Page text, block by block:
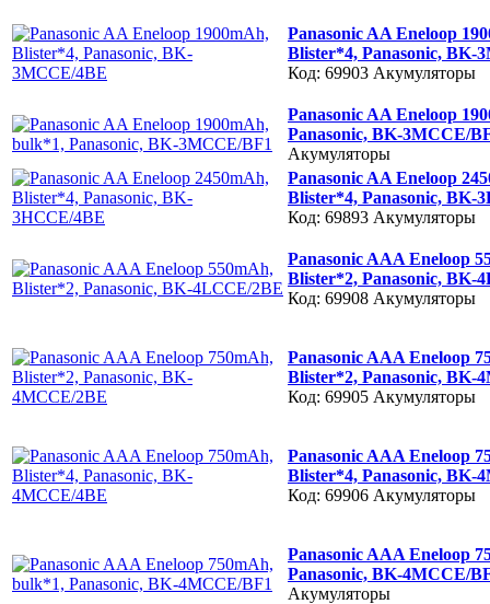
Panasonic AA Eneloop
Blister*4, Panasonic, BK-
Код: 69903 Акумуляторы
Panasonic AA Eneloop
Panasonic, BK-3MCCE/
Акумуляторы
Panasonic AA Eneloop
Blister*4, Panasonic, BK-
Код: 69893 Акумуляторы
Panasonic AAA Eneloop
Blister*2, Panasonic, BK-
Код: 69908 Акумуляторы
Panasonic AAA Eneloop
Blister*2, Panasonic, BK-
Код: 69905 Акумуляторы
Panasonic AAA Eneloop
Blister*4, Panasonic, BK-
Код: 69906 Акумуляторы
Panasonic AAA Eneloop
Panasonic, BK-4MCCE/
Акумуляторы